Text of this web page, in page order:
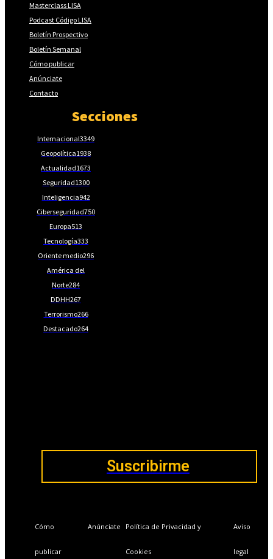
Masterclass LISA
Podcast Código LISA
Boletín Prospectivo
Boletín Semanal
Cómo publicar
Anúnciate
Contacto
Secciones
Internacional3349
Geopolítica1938
Actualidad1673
Seguridad1300
Inteligencia942
Ciberseguridad750
Europa513
Tecnología333
Oriente medio296
América del
Norte284
DDHH267
Terrorismo266
Destacado264
Suscribirme
Cómo
publicar
Anúnciate Política de Privacidad y
Cookies
Aviso
legal